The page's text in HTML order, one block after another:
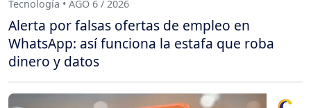
Tecnología • AGO 6 / 2026
Alerta por falsas ofertas de empleo en
WhatsApp: así funciona la estafa que roba
dinero y datos